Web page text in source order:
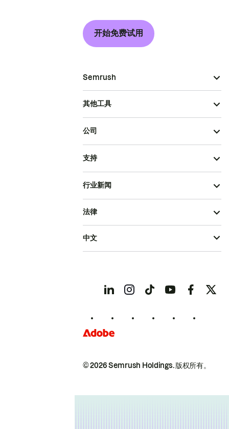
开始免费试用
Semrush
其他工具
公司
支持
行业新闻
© 2026 Semrush Holdings.版权所有。
法律
中文